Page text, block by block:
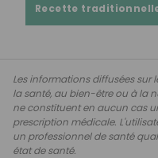
Recette
Les informations diffusées sur
la santé, au bien-être ou à la
ne constituent en aucun cas
prescription médicale.
un professionnel de santé
état de santé.